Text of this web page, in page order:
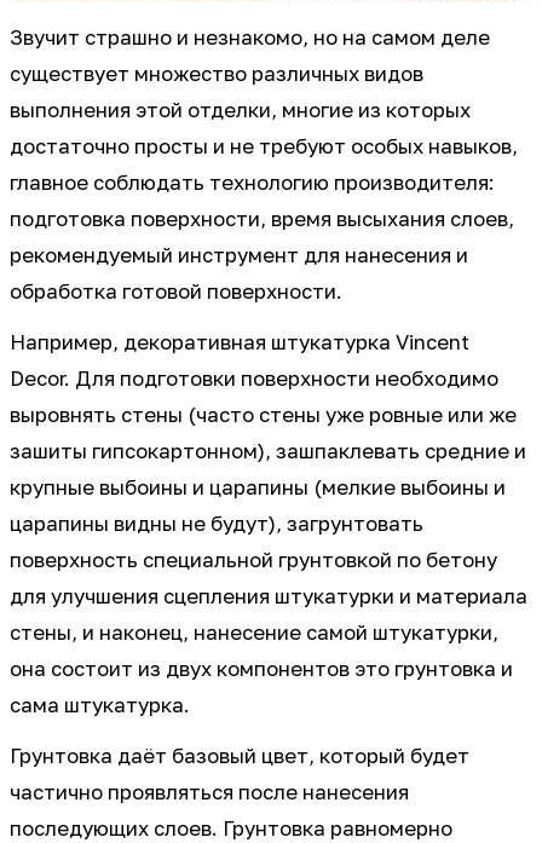
Звучит страшно и незнакомо, но на самом деле
существует множество различных видов
выполнения этой отделки, многие из которых
достаточно просты и не требуют особых навыков,
главное соблюдать технологию производителя:
подготовка поверхности, время высыхания слоев,
рекомендуемый инструмент для нанесения и
обработка готовой поверхности.
Например, декоративная штукатурка Vincent
Decor. Для подготовки поверхности необходимо
выровнять стены (часто стены уже ровные или же
зашиты гипсокартонном), зашпаклевать средние и
крупные выбоины и царапины (мелкие выбоины и
царапины видны не будут), загрунтовать
поверхность специальной грунтовкой по бетону
для улучшения сцепления штукатурки и материала
стены, и наконец, нанесение самой штукатурки,
она состоит из двух компонентов это грунтовка и
сама штукатурка.
Грунтовка даёт базовый цвет, который будет
частично проявляться после нанесения
последующих слоев. Грунтовка равномерно